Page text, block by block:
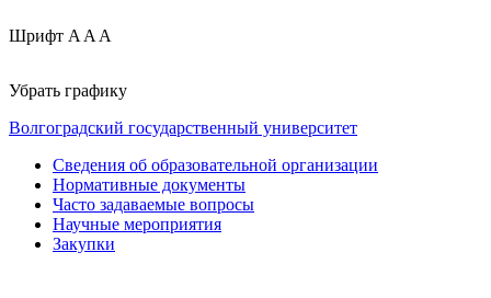
Шрифт A A A
Убрать графику
Волгоградский государственный университет
Сведения об образовательной организации
Нормативные документы
Часто задаваемые вопросы
Научные мероприятия
Закупки